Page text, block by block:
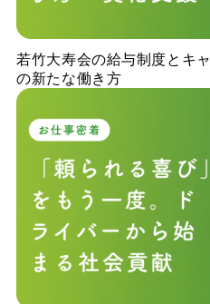
若竹大寿会の給与制度とキ
の新たな働き方